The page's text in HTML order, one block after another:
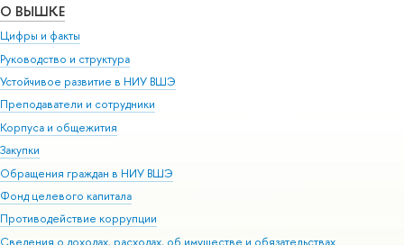
О ВЫШКЕ
Цифры и факты
Руководство и структура
Устойчивое развитие в НИУ ВШЭ
Преподаватели и сотрудники
Корпуса и общежития
Закупки
Обращения граждан в НИУ ВШЭ
Фонд целевого капитала
Противодействие коррупции
Сведения о доходах, расходах, об имуществе и обязательствах